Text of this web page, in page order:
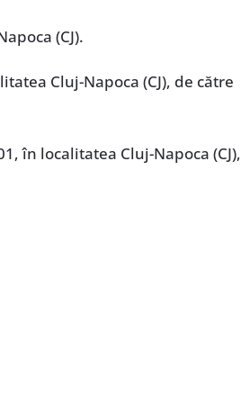
(CJ).
Cluj-Napoca (CJ), de către
în localitatea Cluj-Napoca (CJ),